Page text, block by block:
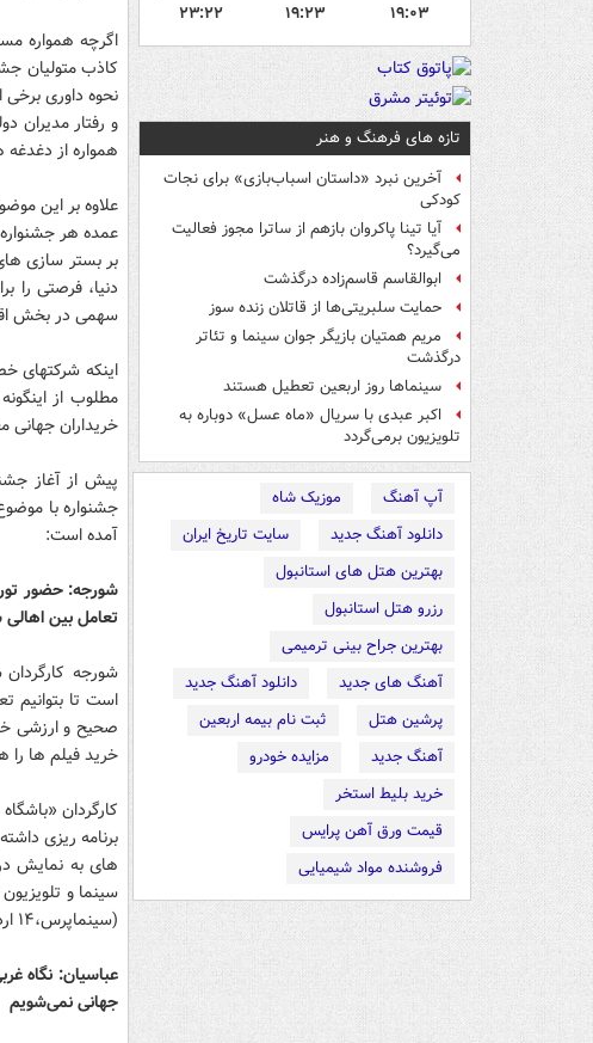
۱۹:۰۳
۱۹:۲۳
۲۳:۲۲
تازه های فرهنگ و هنر
آخرین نبرد «داستان اسباب‌بازی» برای نجات
کودکی
آیا تینا پاکروان بازهم از ساترا مجوز فعالیت
می‌گیرد؟
ابوالقاسم قاسم‌زاده درگذشت
حمایت سلبریتی‌ها از قاتلان زنده سوز
مریم همتیان بازیگر جوان سینما و تئاتر
درگذشت
سینماها روز اربعین تعطیل هستند
اکبر عبدی با سریال «ماه عسل» دوباره به
تلویزیون برمی‌گردد
آپ آهنگ
موزیک شاه
دانلود آهنگ جدید
سایت تاریخ ایران
بهترین هتل های استانبول
رزرو هتل استانبول
بهترین جراح بینی ترمیمی
آهنگ های جدید
دانلود آهنگ جدید
پرشین هتل
ثبت نام بیمه اربعین
آهنگ جدید
مزایده خودرو
خرید بلیط استخر
قیمت ورق آهن پرایس
فروشنده مواد شیمیایی
اگرچه همواره
کاذب متولیان
نحوه داوری برخی
و رفتار مدیران
همواره از
علاوه بر این
عمده هر
بر بستر سازی
دنیا، فرصتی را
سهمی در بخش
اینکه شرکتهای
مطلوب از
خریداران
پیش از آغاز
جشنواره با
آمده است:
شورجه: حضور
تعامل بین اهالی
شورجه
است تا بتوانیم
صحیح و ارزشی
خرید فیلم ها را
کارگردان
برنامه ریزی
های به نمایش
سینما و
(سينماپرس،۱۴ ارديبهشت ۹۳)
عباسیان: نگاه
جهانی نمی‌شویم